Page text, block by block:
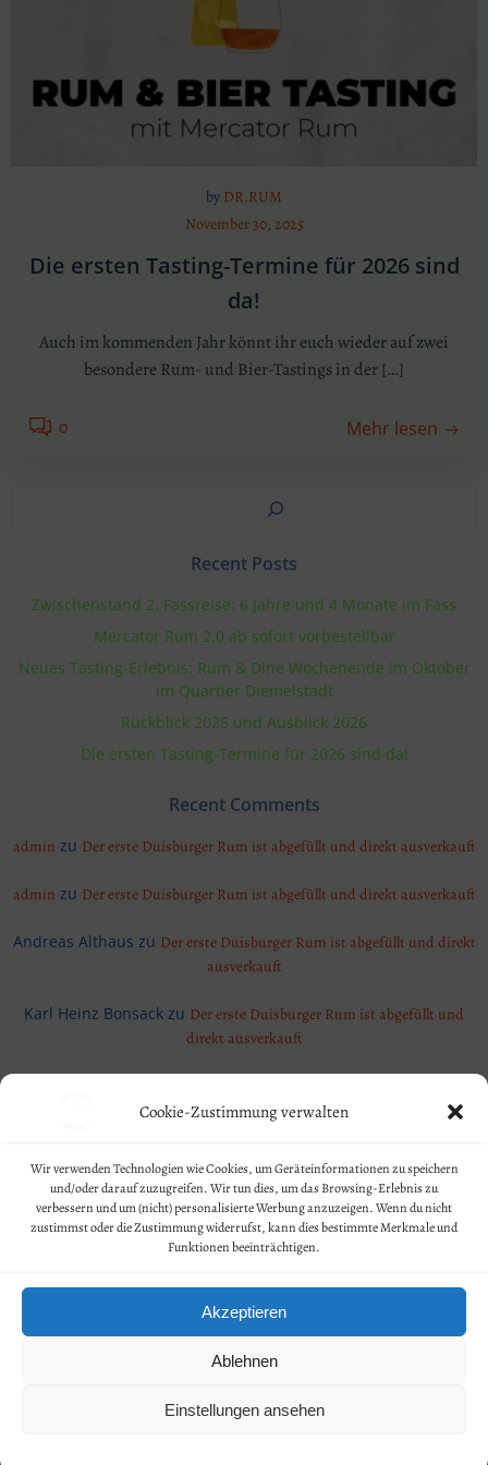
Cookie-Zustimmung verwalten
Wir verwenden Technologien wie Cookies, um Geräteinformationen zu speichern
und/oder darauf zuzugreifen. Wir tun dies, um das Browsing-Erlebnis zu
verbessern und um (nicht) personalisierte Werbung anzuzeigen. Wenn du nicht
zustimmst oder die Zustimmung widerrufst, kann dies bestimmte Merkmale und
Funktionen beeinträchtigen.
Akzeptieren
Ablehnen
Einstellungen ansehen
by DR.RUM
November 30, 2025
Die ersten Tasting-Termine für 2026 sind
da!
Auch im kommenden Jahr könnt ihr euch wieder auf zwei
besondere Rum- und Bier-Tastings in der […]
0 Mehr lesen
Suchen
Recent Posts
Zwischenstand 2. Fassreise: 6 Jahre und 4 Monate im Fass
Mercator Rum 2.0 ab sofort vorbestellbar
Neues Tasting-Erlebnis: Rum & Dine Wochenende im Oktober
im Quartier Diemelstadt
Rückblick 2025 und Ausblick 2026
Die ersten Tasting-Termine für 2026 sind da!
Recent Comments
admin zu Der erste Duisburger Rum ist abgefüllt und direkt ausverkauft
admin zu Der erste Duisburger Rum ist abgefüllt und direkt ausverkauft
Andreas Althaus zu Der erste Duisburger Rum ist abgefüllt und direkt
ausverkauft
Karl Heinz Bonsack zu Der erste Duisburger Rum ist abgefüllt und
direkt ausverkauft
Geschäftsbedingungen
Kontakt
Widerruf
Datenschutz
Impressum
© 2026 MERCATOR SPIRITS. All rights reserved. Created by